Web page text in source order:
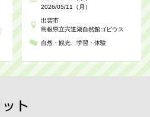
2026/05/11（月）
出雲市
島根県立宍道湖自然館ゴビウス
自然・観光 学習・体験